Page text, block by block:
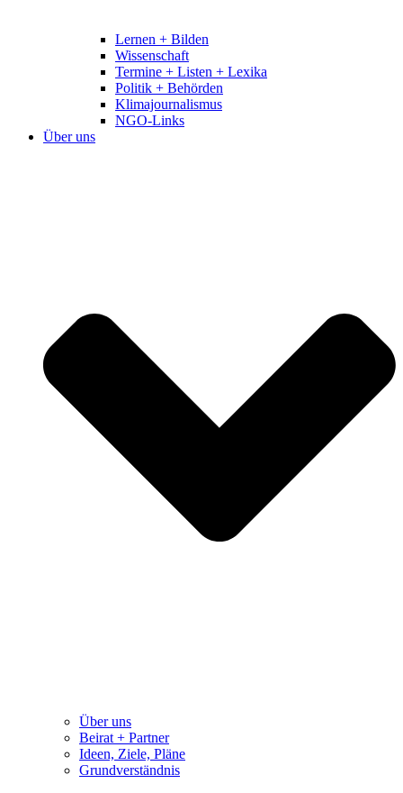
Lernen + Bilden
Wissenschaft
Termine + Listen + Lexika
Politik + Behörden
Klimajournalismus
NGO-Links
Über uns
Über uns
Beirat + Partner
Ideen, Ziele, Pläne
Grundverständnis